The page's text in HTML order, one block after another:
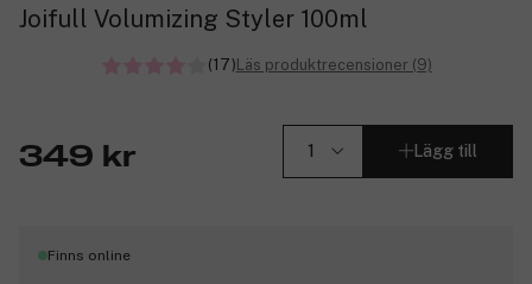
Joifull Volumizing Styler 100ml
(17)Läs produktrecensioner (9)
349 kr Lägg till
Finns online